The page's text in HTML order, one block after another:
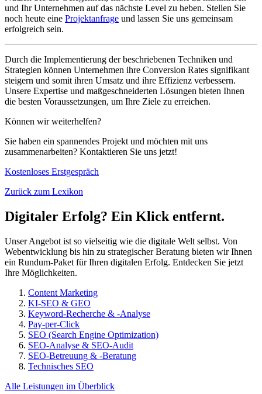
und Ihr Unternehmen auf das nächste Level zu heben. Stellen Sie
noch heute eine Projektanfrage und lassen Sie uns gemeinsam
erfolgreich sein.
Durch die Implementierung der beschriebenen Techniken und
Strategien können Unternehmen ihre Conversion Rates signifikant
steigern und somit ihren Umsatz und ihre Effizienz verbessern.
Unsere Expertise und maßgeschneiderten Lösungen bieten Ihnen
die besten Voraussetzungen, um Ihre Ziele zu erreichen.
Können wir weiterhelfen?
Sie haben ein spannendes Projekt und möchten mit uns
zusammenarbeiten? Kontaktieren Sie uns jetzt!
Kostenloses Erstgespräch
Zurück zum Lexikon
Digitaler Erfolg? Ein Klick entfernt.
Unser Angebot ist so vielseitig wie die digitale Welt selbst. Von
Webentwicklung bis hin zu strategischer Beratung bieten wir Ihnen
ein Rundum-Paket für Ihren digitalen Erfolg. Entdecken Sie jetzt
Ihre Möglichkeiten.
Content Marketing
KI-SEO & GEO
Keyword-Recherche & -Analyse
Pay-per-Click
SEO (Search Engine Optimization)
SEO-Analyse & SEO-Audit
SEO-Betreuung & -Beratung
Technisches SEO
Alle Leistungen im Überblick